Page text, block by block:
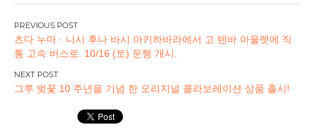
글
탐
색
츠다 누마 · 니시 후나 바시 아키하바라에서 고 텐바 아울렛에 직
통 고속 버스로. 10/16 (토) 운행 개시.
그루 벚꽃 10 주년을 기념 한 오리지널 콜라보레이션 상품 출시!